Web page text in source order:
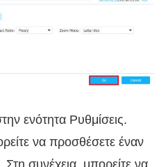
ενότητα Ρυθμίσεις.
να προσθέσετε έναν